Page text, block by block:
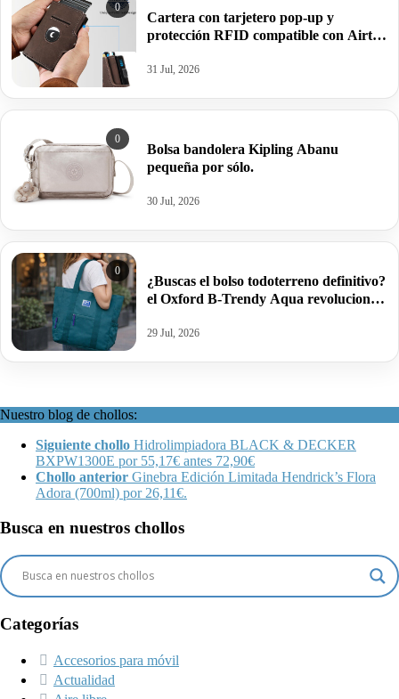
0
Cartera con tarjetero pop-up y
protección RFID compatible con Airtag
31 Jul, 2026
0
Bolsa bandolera Kipling Abanu
pequeña por sólo.
30 Jul, 2026
0
¿Buscas el bolso todoterreno definitivo?
el Oxford B-Trendy Aqua revoluciona
29 Jul, 2026
Nuestro blog de chollos:
Siguiente chollo Hidrolimpiadora BLACK & DECKER
BXPW1300E por 55,17€ antes 72,90€
Chollo anterior Ginebra Edición Limitada Hendrick’s Flora
Adora (700ml) por 26,11€.
Busca en nuestros chollos
Categorías
Accesorios para móvil
Actualidad